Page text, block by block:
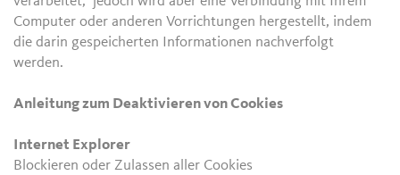
Computer oder anderen Vorrichtungen hergestellt, indem
die darin gespeicherten Informationen nachverfolgt
werden.
Anleitung zum Deaktivieren von Cookies
Internet Explorer
Blockieren oder Zulassen aller Cookies